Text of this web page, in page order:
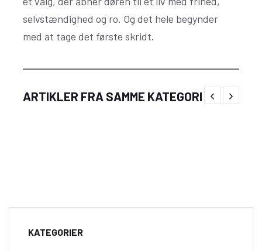
selvstændighed og ro. Og det hele begynder
med at tage det første skridt.
ARTIKLER FRA SAMME KATEGORI
Muleposer med logo som personlig og
praktisk branding i hverdagen
KATEGORIER